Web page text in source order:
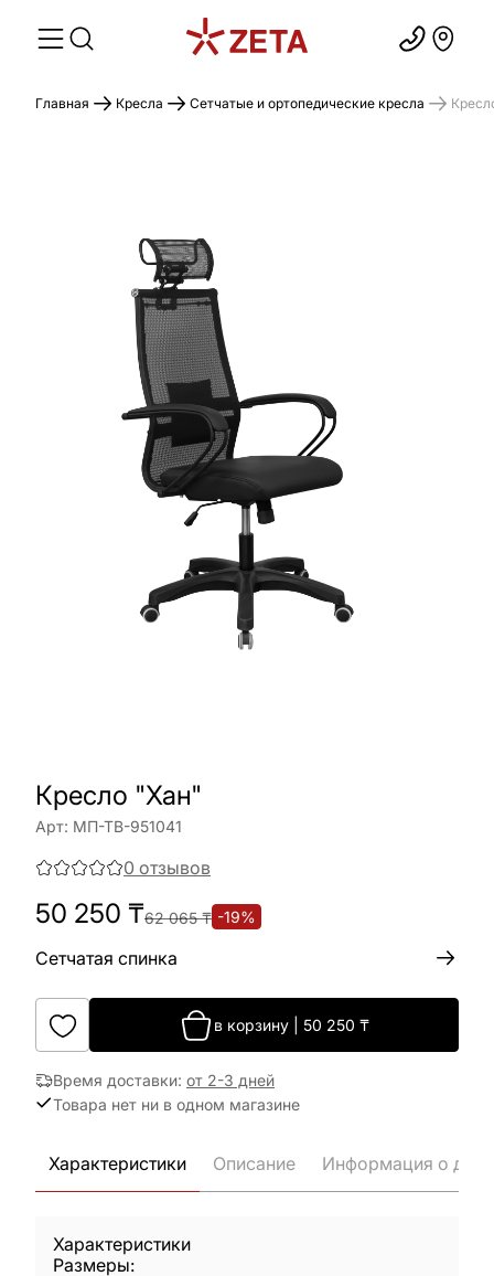
Главная Кресла Сетчатые и ортопедические кресла
Кресло "Хан"
Арт: МП-ТВ-951041
0 отзывов
50 250 ₸62 065₸ -19%
Сетчатая спинка
в корзину 50 250 ₸
Время доставки: от 2-3 дней
Товара нет ни в одном магазине
Характеристики Описание Информация о
Характеристики
Размеры: